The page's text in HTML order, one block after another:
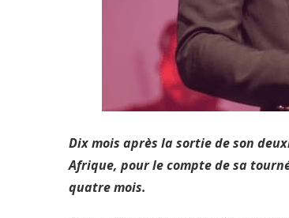
Dix mois après la sortie de son
Afrique, pour le compte de sa
quatre mois.